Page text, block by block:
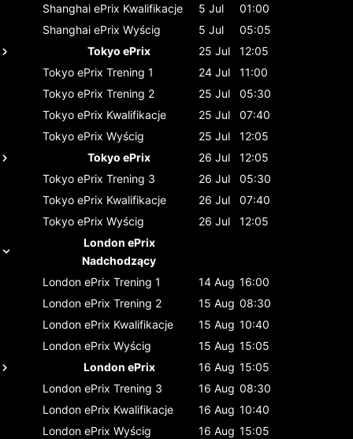
Shanghai ePrix Kwalifikacje 5 Jul
01:00
Shanghai ePrix Wyścig 5 Jul
05:05
Tokyo ePrix
25 Jul
12:05
Tokyo ePrix Trening 1 24 Jul
11:00
Tokyo ePrix Trening 2 25 Jul
05:30
Tokyo ePrix Kwalifikacje 25 Jul
07:40
Tokyo ePrix Wyścig 25 Jul
12:05
Tokyo ePrix
26 Jul
12:05
Tokyo ePrix Trening 3 26 Jul
05:30
Tokyo ePrix Kwalifikacje 26 Jul
07:40
Tokyo ePrix Wyścig 26 Jul
12:05
London ePrix
Nadchodzący
London ePrix Trening 1 14 Aug 16:00
London ePrix Trening 2 15 Aug 08:30
London ePrix Kwalifikacje 15 Aug 10:40
London ePrix Wyścig 15 Aug 15:05
London ePrix
16 Aug 15:05
London ePrix Trening 3 16 Aug 08:30
London ePrix Kwalifikacje 16 Aug 10:40
London ePrix Wyścig 16 Aug 15:05